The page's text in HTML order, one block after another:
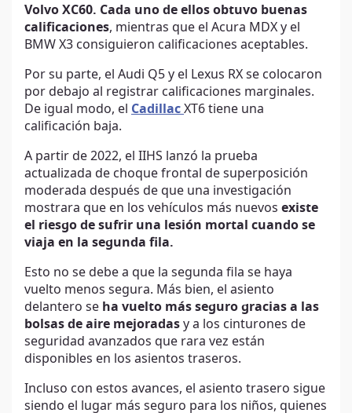
Volvo XC60. Cada uno de ellos obtuvo buenas
calificaciones, mientras que el Acura MDX y el
BMW X3 consiguieron calificaciones aceptables.
Por su parte, el Audi Q5 y ​​el Lexus RX se colocaron
por debajo al registrar calificaciones marginales.
De igual modo, el Cadillac XT6 tiene una
calificación baja.
A partir de 2022, el IIHS lanzó la prueba
actualizada de choque frontal de superposición
moderada después de que una investigación
mostrara que en los vehículos más nuevos existe
el riesgo de sufrir una lesión mortal cuando se
viaja en la segunda fila.
Esto no se debe a que la segunda fila se haya
vuelto menos segura. Más bien, el asiento
delantero se ha vuelto más seguro gracias a las
bolsas de aire mejoradas y a los cinturones de
seguridad avanzados que rara vez están
disponibles en los asientos traseros.
Incluso con estos avances, el asiento trasero sigue
siendo el lugar más seguro para los niños, quienes